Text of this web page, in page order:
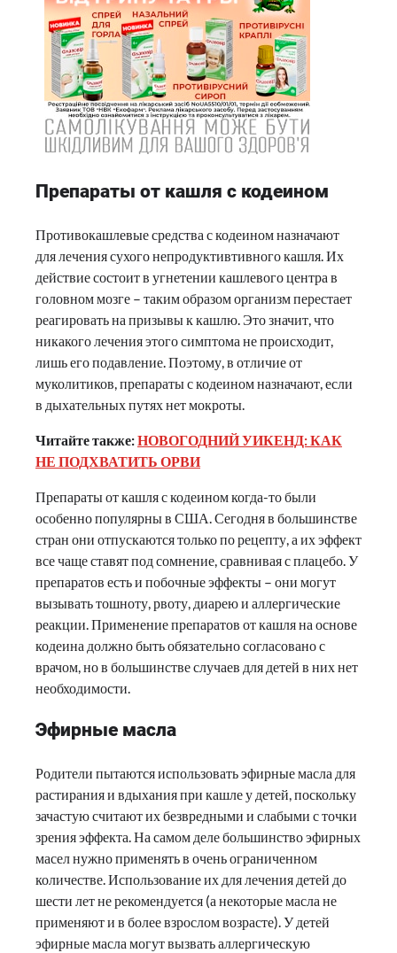
Препараты от кашля с кодеином
Противокашлевые средства с кодеином назначают
для лечения сухого непродуктивтивного кашля. Их
действие состоит в угнетении кашлевого центра в
головном мозге – таким образом организм перестает
реагировать на призывы к кашлю. Это значит, что
никакого лечения этого симптома не происходит,
лишь его подавление. Поэтому, в отличие от
муколитиков, препараты с кодеином назначают, если
в дыхательных путях нет мокроты.
Читайте также:НОВОГОДНИЙ УИКЕНД: КАК
НЕ ПОДХВАТИТЬ ОРВИ
Препараты от кашля с кодеином когда-то были
особенно популярны в США. Сегодня в большинстве
стран они отпускаются только по рецепту, а их эффект
все чаще ставят под сомнение, сравнивая с плацебо. У
препаратов есть и побочные эффекты – они могут
вызывать тошноту, рвоту, диарею и аллергические
реакции. Применение препаратов от кашля на основе
кодеина должно быть обязательно согласовано с
врачом, но в большинстве случаев для детей в них нет
необходимости.
Эфирные масла
Родители пытаются использовать эфирные масла для
растирания и вдыхания при кашле у детей, поскольку
зачастую считают их безвредными и слабыми с точки
зрения эффекта. На самом деле большинство эфирных
масел нужно применять в очень ограниченном
количестве. Использование их для лечения детей до
шести лет не рекомендуется (а некоторые масла не
применяют и в более взрослом возрасте). У детей
эфирные масла могут вызвать аллергическую